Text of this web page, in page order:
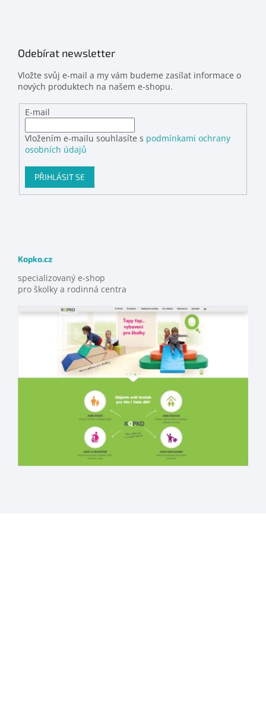
Odebírat newsletter
Vložte svůj e-mail a my vám budeme zasílat informace o
nových produktech na našem e-shopu.
E-mail
Vložením e-mailu souhlasíte s podmínkami ochrany
osobních údajů
PŘIHLÁSIT SE
Kopko.cz
specializovaný e-shop
pro školky a rodinná centra